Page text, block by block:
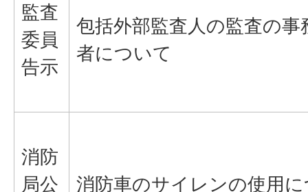
監査
委員
告示
包括外部監査人の監査の
者について
消防
局公
消防車のサイレンの使用